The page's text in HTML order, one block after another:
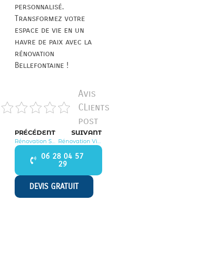
personnalisé.
Transformez votre
espace de vie en un
havre de paix avec la
rénovation
Bellefontaine !
Avis
CLients
post
PRÉCÉDENT
Rénovation Saint Martin du Tertre 95270
SUIVANT
Rénovation Viarmes 95270
06 28 04 57
29
DEVIS GRATUIT